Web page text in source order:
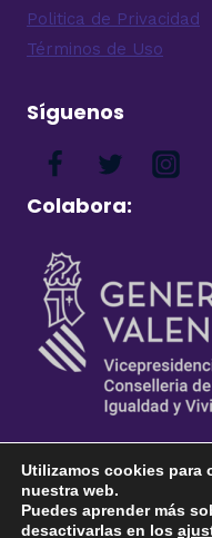
Politica de Privacidad
Términos de Uso
Síguenos
Colabora:
Utilizamos cookies para
nuestra web.
Puedes aprender más
desactivarlas en los